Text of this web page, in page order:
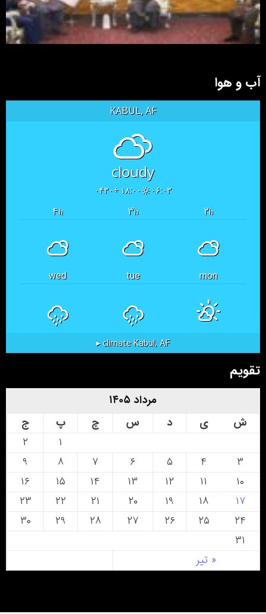
آب و هوا
KABUL, AF
cloudy
۰۶:۰۳ ۱۸:۰۰ +۰۴۳۰
۲h ۳h ۴h
mon
tue
wed
Kabul, AF
climate ▸
تقویم
مرداد ۱۴۰۵
ش
ی د س چ پ ج
« تیر
۲
۳
۴ ۵ ۶ ۷ ۸
۹
۱۰
۱۱ ۱۲ ۱۳ ۱۴ ۱۵
۱۶
۱۷
۱۸ ۱۹ ۲۰ ۲۱ ۲۲
۲۳
۲۴
۲۵ ۲۶ ۲۷ ۲۸ ۲۹
۳۰
۳۱